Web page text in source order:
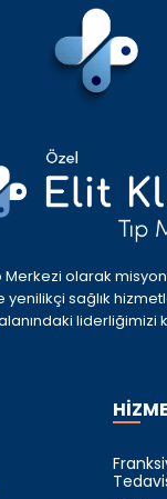
Merkezi olarak
yenilikçi sağlık
liderliğimizi